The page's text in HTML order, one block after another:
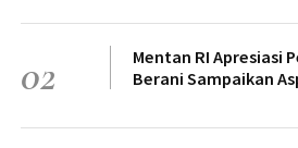
02
Mentan RI Apresiasi
Berani Sampaikan